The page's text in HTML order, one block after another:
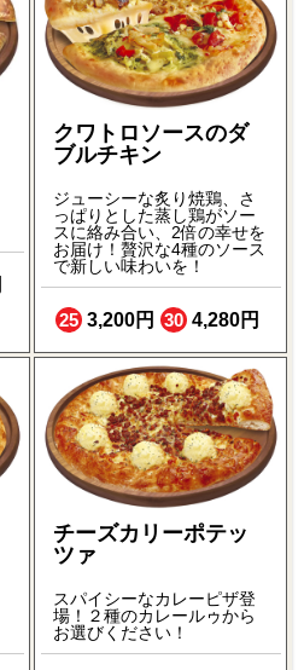
クワトロソースのダ
ブルチキン
ジューシーな炙り焼鶏、さ
っぱりとした蒸し鶏がソー
スに絡み合い、2倍の幸せを
お届け！贅沢な4種のソース
で新しい味わいを！
25 3,200円 30 4,280円
チーズカリーポテッ
ツァ
スパイシーなカレーピザ登
場！２種のカレールゥから
お選びください！